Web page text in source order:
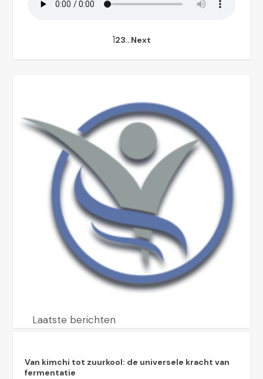
123…Next
Laatste berichten
Van kimchi tot zuurkool: de universele kracht van
fermentatie